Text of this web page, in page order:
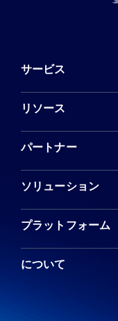
サービス
リソース
パートナー
ソリューション
プラットフォーム
について